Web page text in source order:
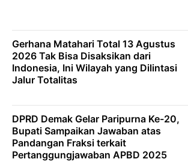
Gerhana Matahari Total 13 Agustus
2026 Tak Bisa Disaksikan dari
Indonesia, Ini Wilayah yang Dilintasi
Jalur Totalitas
DPRD Demak Gelar Paripurna Ke-20,
Bupati Sampaikan Jawaban atas
Pandangan Fraksi terkait
Pertanggungjawaban APBD 2025